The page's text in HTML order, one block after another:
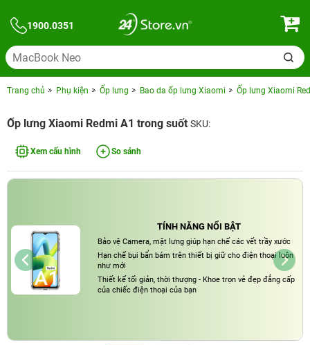
1900.0351
Trang chủ Phụ kiện Ốp lưng Bao da ốp lưng Xiaomi Ốp lưng Xiaomi
Ốp lưng Xiaomi Redmi A1 trong suốt SKU:
Xem cấu hình So sánh
TÍNH NĂNG NỔI BẬT
Bảo vệ Camera, mặt lưng giúp hạn chế các vết trầy xước
Hạn chế bụi bẩn bám trên thiết bị giữ cho điện thoại luôn
như mới
Thiết kế tối giản, thời thượng - Khoe trọn vẻ đẹp đẳng cấp
của chiếc điện thoại của bạn